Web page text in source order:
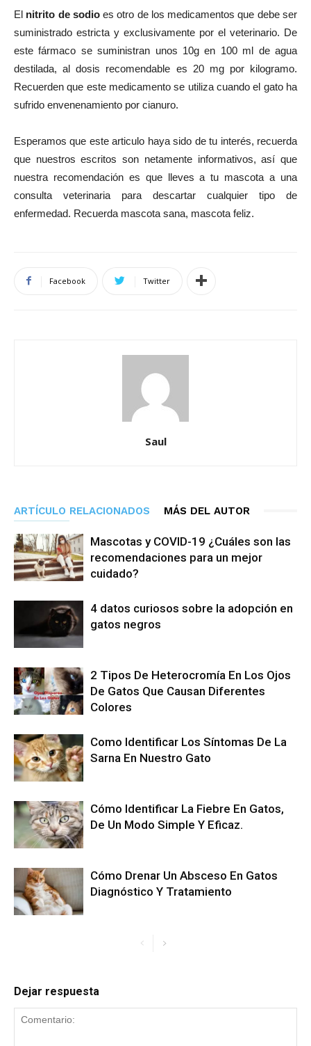
El nitrito de sodioes otro de los medicamentos que debe ser
suministrado estricta y exclusivamente por el veterinario. De
este fármaco se suministran unos 10g en 100 ml de agua
destilada, al dosis recomendable es 20 mg por kilogramo.
Recuerden que este medicamento se utiliza cuando el gato ha
sufrido envenenamiento por cianuro.
Esperamos que este articulo haya sido de tu interés, recuerda
que nuestros escritos son netamente informativos, así que
nuestra recomendación es que lleves a tu mascota a una
consulta veterinaria para descartar cualquier tipo de
enfermedad. Recuerda mascota sana, mascota feliz.
Facebook Twitter
Saul
ARTÍCULO RELACIONADOS MÁS DEL AUTOR
Mascotas y COVID-19 ¿Cuáles son las
recomendaciones para un mejor
cuidado?
4 datos curiosos sobre la adopción en
gatos negros
2 Tipos De Heterocromía En Los Ojos
De Gatos Que Causan Diferentes
Colores
Como Identificar Los Síntomas De La
Sarna En Nuestro Gato
Cómo Identificar La Fiebre En Gatos,
De Un Modo Simple Y Eficaz.
Cómo Drenar Un Absceso En Gatos
Diagnóstico Y Tratamiento
Dejar respuesta